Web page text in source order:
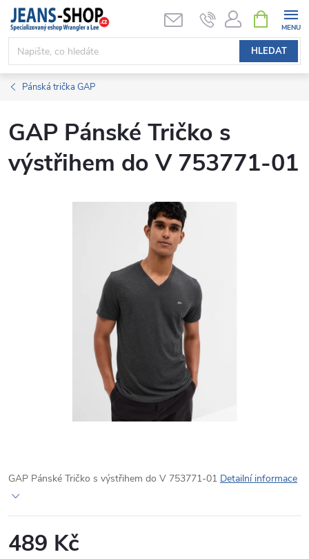
Přejít
obsah
HLEDAT
NÁKUPNÍ
KOŠÍK
Pánská trička GAP
GAP Pánské Tričko s
výstřihem do V 753771-01
GAP Pánské Tričko s výstřihem do V 753771-01 Detailní informace
489 Kč